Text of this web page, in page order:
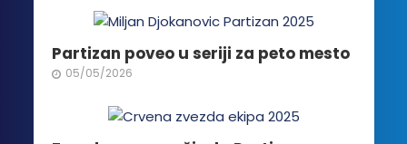
proizvoda.
Partizan poveo u seriji za peto mesto
05/05/2026